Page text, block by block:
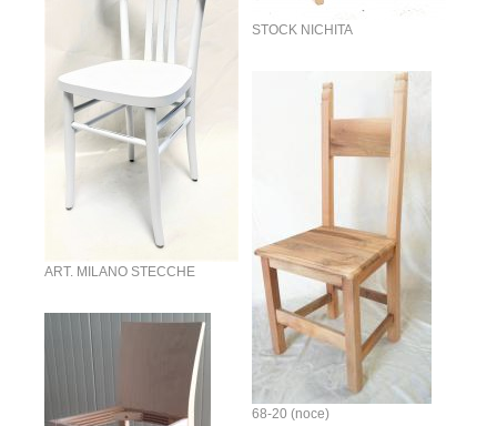
STOCK NICHITA
ART. MILANO STECCHE
68-20 (noce)